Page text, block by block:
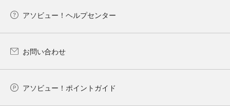
アソビュー！ヘルプセンター
お問い合わせ
アソビュー！ポイントガイド